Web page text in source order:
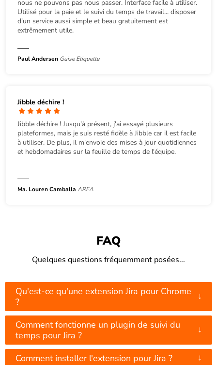
nous ne pouvons pas nous passer. Interface facile à utiliser.
Utilisé pour la paie et le suivi du temps de travail... disposer
d'un service aussi simple et beau gratuitement est
extrêmement utile.
Paul Andersen Guise Etiquette
Jibble déchire !
Jibble déchire ! Jusqu'à présent, j'ai essayé plusieurs
plateformes, mais je suis resté fidèle à Jibble car il est facile
à utiliser. De plus, il m'envoie des mises à jour quotidiennes
et hebdomadaires sur la feuille de temps de l'équipe.
Ma. Louren Camballa AREA
FAQ
Quelques questions fréquemment posées...
Qu'est-ce qu'une extension Jira pour Chrome
?
↓
Comment fonctionne un plugin de suivi du
temps pour Jira ?
↓
Comment installer l'extension pour Jira ? ↓